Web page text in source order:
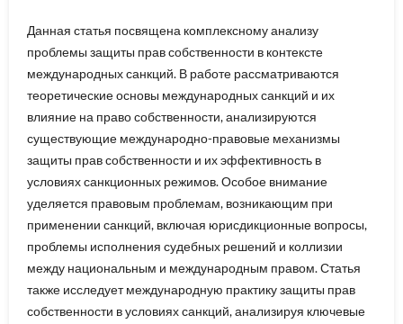
Данная статья посвящена комплексному анализу
проблемы защиты прав собственности в контексте
международных санкций. В работе рассматриваются
теоретические основы международных санкций и их
влияние на право собственности, анализируются
существующие международно-правовые механизмы
защиты прав собственности и их эффективность в
условиях санкционных режимов. Особое внимание
уделяется правовым проблемам, возникающим при
применении санкций, включая юрисдикционные вопросы,
проблемы исполнения судебных решений и коллизии
между национальным и международным правом. Статья
также исследует международную практику защиты прав
собственности в условиях санкций, анализируя ключевые